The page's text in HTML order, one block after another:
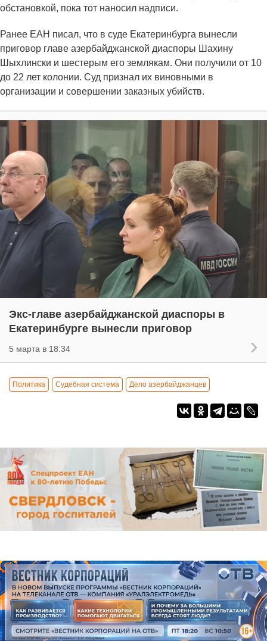
обстановкой, пока тот наносил надписи.
Ранее ЕАН писал, что в суде Екатеринбурга вынесли
приговор главе азербайджанской диаспоры Шахину
Шыхлински и шестерым его землякам. Они получили от 10
до 22 лет колонии. Суд признал их виновными в
организации и совершении заказных убийств.
Экс-главе азербайджанской диаспоры в
Екатеринбурге вынесли приговор
5 марта в 18:34
Политика Судебная система Дело азербайджанцев